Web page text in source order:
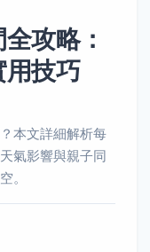
攻略：
技巧
本文詳細解析每
氣影響與親子同
。